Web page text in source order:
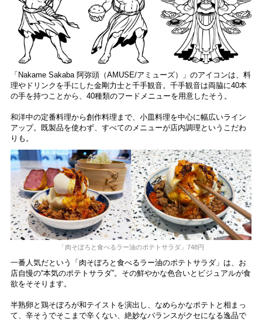
「Nakame Sakaba 阿弥頭（AMUSE/アミューズ）」のアイコンは、料
理やドリンクを手にした金剛力士と千手観音。千手観音は両脇に40本
の手を持つことから、40種類のフードメニューを用意したそう。
和洋中の定番料理から創作料理まで、小皿料理を中心に幅広いライン
アップ。既製品を使わず、すべてのメニューが店内調理というこだわ
りも。
「肉そぼろと食べるラー油のポテトサラダ」748円
一番人気だという「肉そぼろと食べるラー油のポテトサラダ」は、お
店自慢の“本気のポテトサラダ”。その鮮やかな色合いとビジュアルが食
欲をそそります。
半熟卵と鶏そぼろが和テイストを演出し、なめらかなポテトと相まっ
て、辛そうでそこまで辛くない、絶妙なバランスがクセになる逸品で